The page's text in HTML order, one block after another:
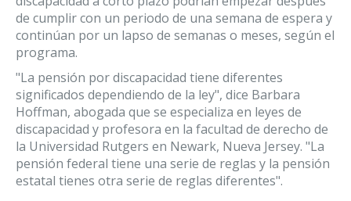
de cumplir con un periodo de una semana de espera y
continúan por un lapso de semanas o meses, según el
programa.
"La pensión por discapacidad tiene diferentes
significados dependiendo de la ley", dice Barbara
Hoffman, abogada que se especializa en leyes de
discapacidad y profesora en la facultad de derecho de
la Universidad Rutgers en Newark, Nueva Jersey. "La
pensión federal tiene una serie de reglas y la pensión
estatal tienes otra serie de reglas diferentes".